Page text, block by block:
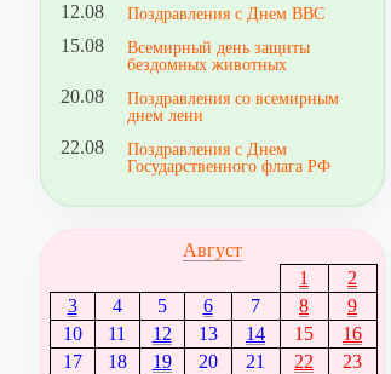
12.08 Поздравления с Днем ВВС
15.08
Всемирный день защиты
бездомных животных
20.08
Поздравления со всемирным
днем лени
22.08
Поздравления с Днем
Государственного флага РФ
Август
1
2
3
4 5 6 7 8
9
10
11 12 13 14 15
16
17
18 19 20 21 22
23